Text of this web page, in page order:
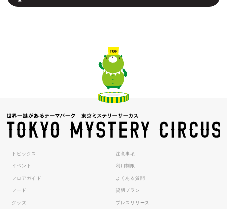
トピックス
イベント
フロアガイド
フード
グッズ
注意事項
利用制限
よくある質問
貸切プラン
プレスリリース